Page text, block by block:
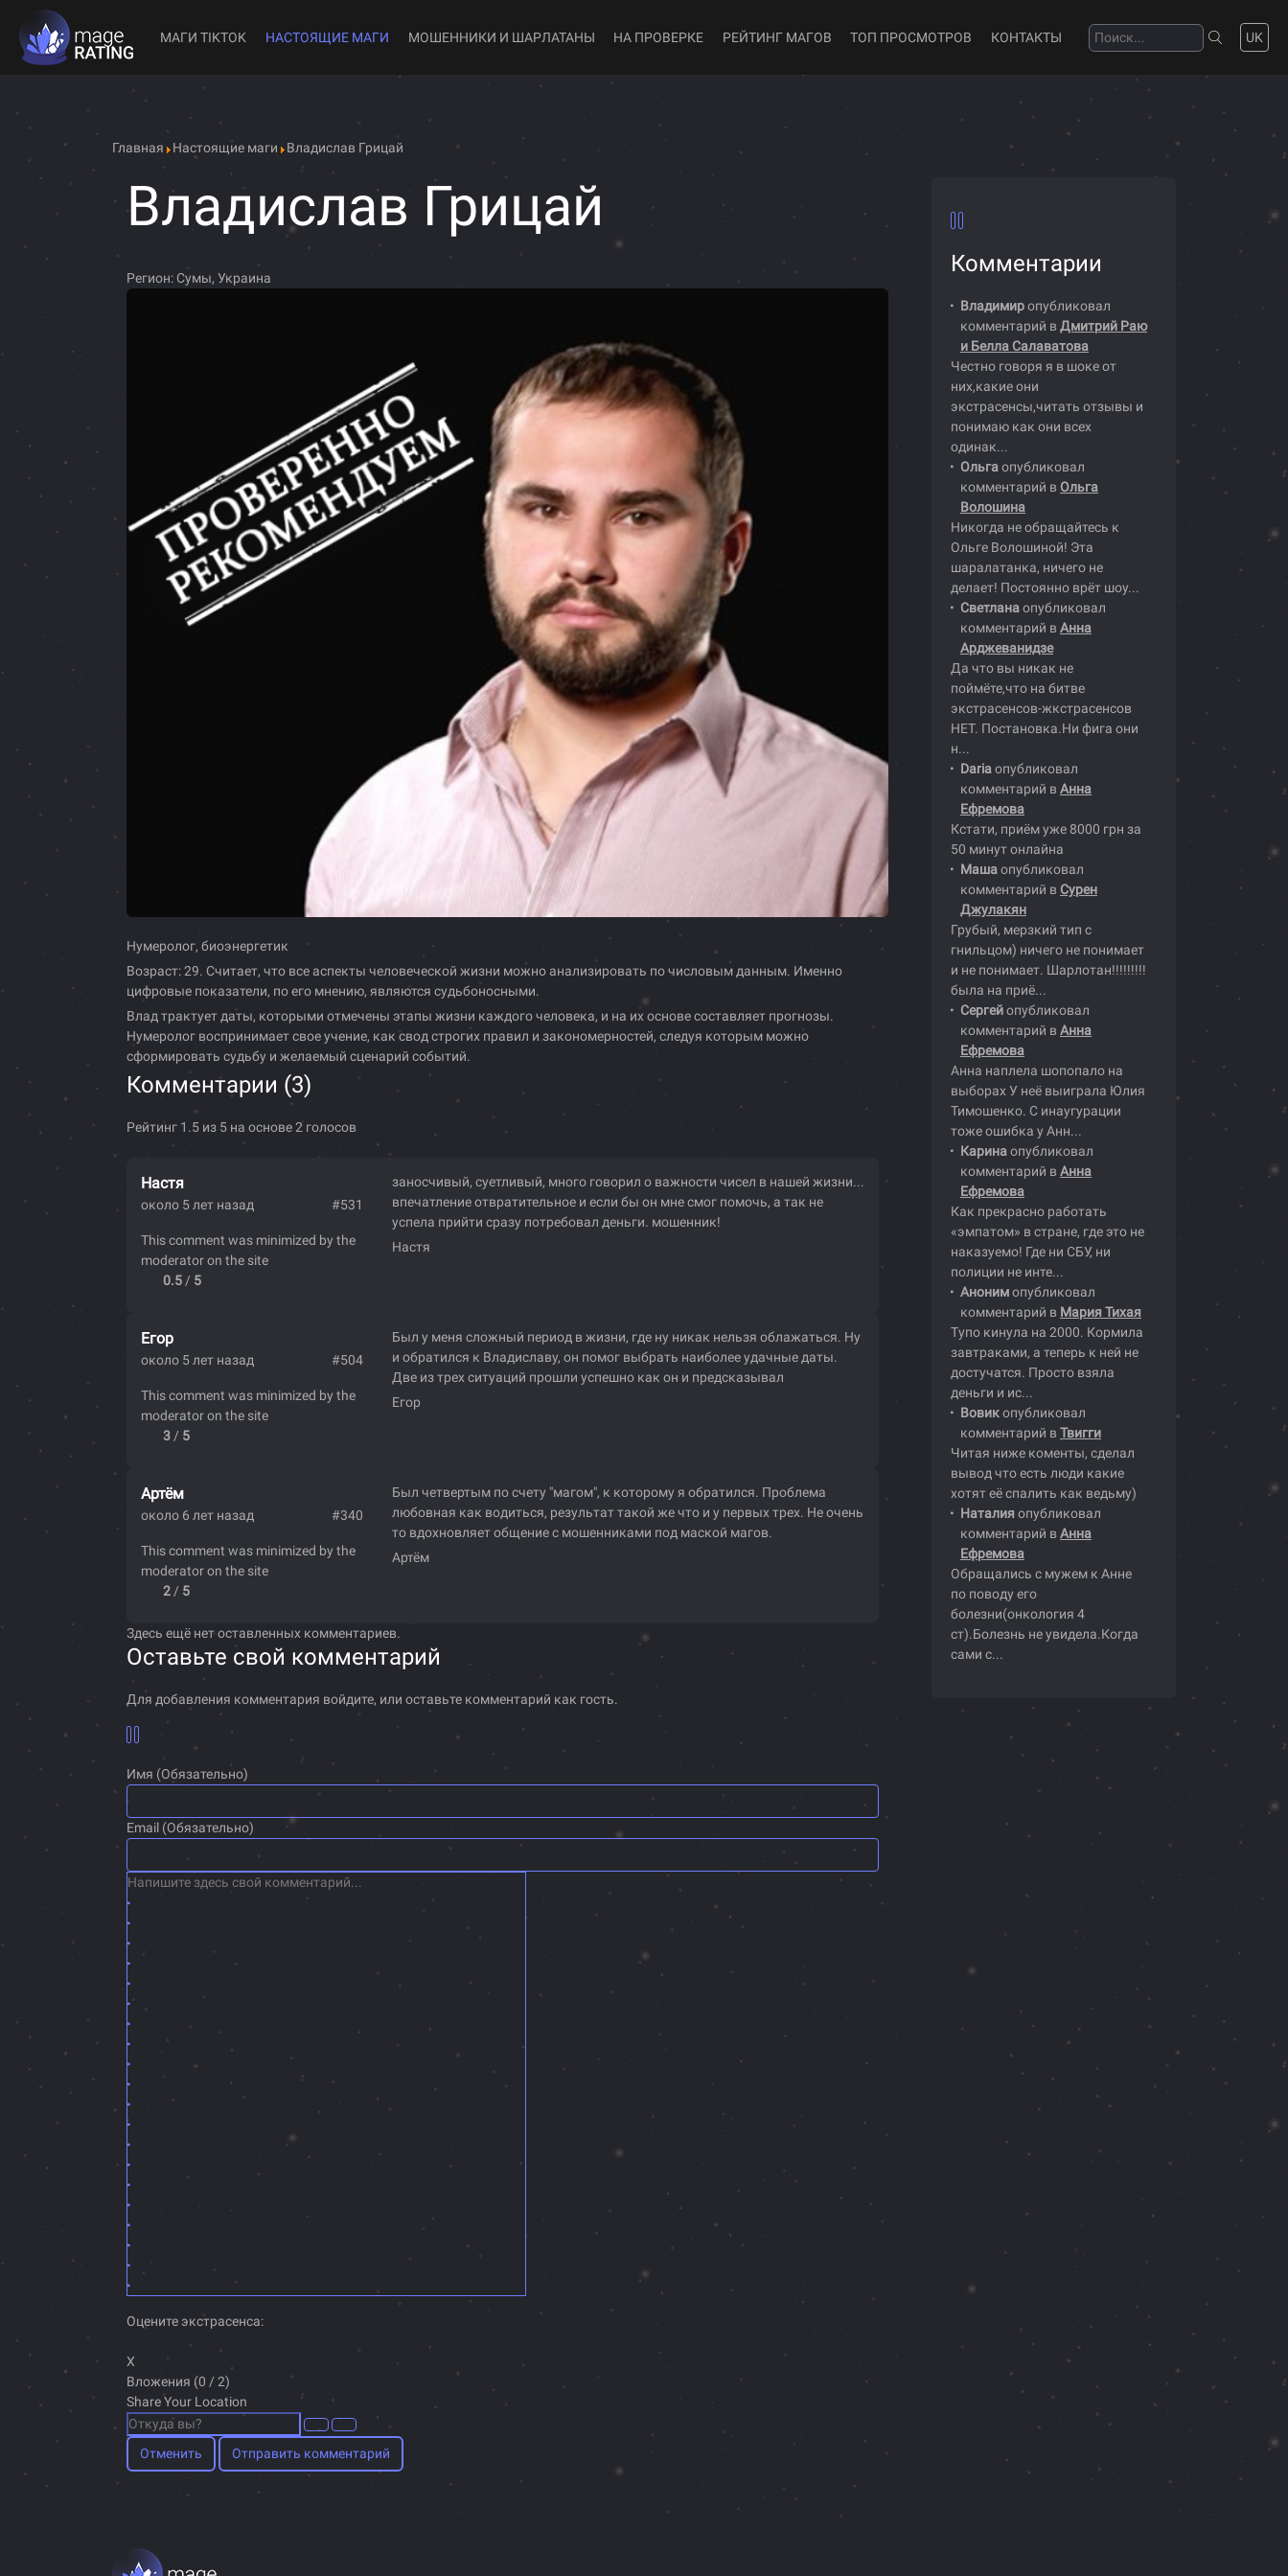
МАГИ TIKTOK НАСТОЯЩИЕ МАГИ МОШЕННИКИ И ШАРЛАТАНЫ НА ПРОВЕРКЕ РЕЙТИНГ МАГОВ ТОП ПРОСМОТРОВ КОНТАКТЫ UK
Главная Настоящие маги Владислав Грицай
Владислав Грицай
Регион: Сумы, Украина
Нумеролог, биоэнергетик
Возраст: 29. Считает, что все аспекты человеческой жизни можно анализировать по числовым данным. Именно
цифровые показатели, по его мнению, являются судьбоносными.
Влад трактует даты, которыми отмечены этапы жизни каждого человека, и на их основе составляет прогнозы.
Нумеролог воспринимает свое учение, как свод строгих правил и закономерностей, следуя которым можно
сформировать судьбу и желаемый сценарий событий.
Комментарии (3)
Рейтинг 1.5 из 5 на основе 2 голосов
Настя
около 5 лет назад #531
This comment was minimized by the
moderator on the site
заносчивый, суетливый, много говорил о важности чисел в нашей жизни...
впечатление отвратительное и если бы он мне смог помочь, а так не
успела прийти сразу потребовал деньги. мошенник!
Настя
0.5 / 5
Егор
около 5 лет назад #504
This comment was minimized by the
moderator on the site
Был у меня сложный период в жизни, где ну никак нельзя облажаться. Ну
и обратился к Владиславу, он помог выбрать наиболее удачные даты.
Две из трех ситуаций прошли успешно как он и предсказывал
Егор
3 / 5
Артём
около 6 лет назад #340
This comment was minimized by the
moderator on the site
Был четвертым по счету "магом", к которому я обратился. Проблема
любовная как водиться, результат такой же что и у первых трех. Не очень
то вдохновляет общение с мошенниками под маской магов.
Артём
2 / 5
Здесь ещё нет оставленных комментариев.
Оставьте свой комментарий
Для добавления комментария войдите, или оставьте комментарий как гость.
Имя (Обязательно)
Email (Обязательно)
Оцените экстрасенса:
X
Вложения (0 / 2)
Share Your Location
Отменить Отправить комментарий
Комментарии
Владимиропубликовал
комментарий в Дмитрий Раю
и Белла Салаватова
Честно говоря я в шоке от
них,какие они
экстрасенсы,читать отзывы и
понимаю как они всех
одинак...
Ольгаопубликовал
комментарий в Ольга
Волошина
Никогда не обращайтесь к
Ольге Волошиной! Эта
шаралатанка, ничего не
делает! Постоянно врёт шоу...
Светланаопубликовал
комментарий в Анна
Арджеванидзе
Да что вы никак не
поймёте,что на битве
экстрасенсов-жкстрасенсов
НЕТ. Постановка.Ни фига они
н...
Dariaопубликовал
комментарий в Анна
Ефремова
Кстати, приём уже 8000 грн за
50 минут онлайна
Машаопубликовал
комментарий в Сурен
Джулакян
Грубый, мерзкий тип с
гнильцом) ничего не понимает
и не понимает. Шарлотан!!!!!!!!!
была на приё...
Сергейопубликовал
комментарий в Анна
Ефремова
Анна наплела шопопало на
выборах У неё выиграла Юлия
Тимошенко. С инаугурации
тоже ошибка у Анн...
Каринаопубликовал
комментарий в Анна
Ефремова
Как прекрасно работать
«эмпатом» в стране, где это не
наказуемо! Где ни СБУ, ни
полиции не инте...
Анонимопубликовал
комментарий в Мария Тихая
Тупо кинула на 2000. Кормила
завтраками, а теперь к ней не
достучатся. Просто взяла
деньги и ис...
Вовикопубликовал
комментарий в Твигги
Читая ниже коменты, сделал
вывод что есть люди какие
хотят её спалить как ведьму)
Наталия опубликовал
комментарий в Анна
Ефремова
Обращались с мужем к Анне
по поводу его
болезни(онкология 4
ст).Болезнь не увидела.Когда
сами с...